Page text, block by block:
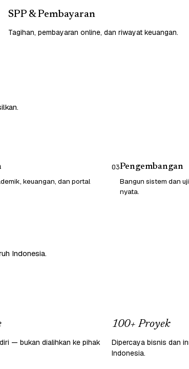
SPP & Pembayaran
Tagihan, pembayaran online, dan riwayat keuangan.
keuangan, dan portal
03Pengembangan
Bangun sistem dan
nyata.
Indonesia.
— bukan dialihkan ke pihak
100+ Proyek
Dipercaya bisnis dan
Indonesia.